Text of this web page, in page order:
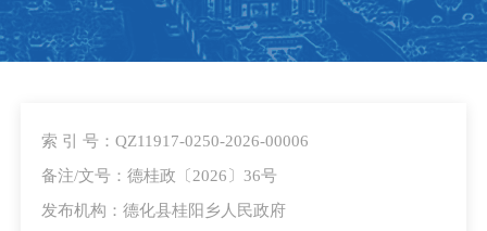
索 引 号：QZ11917-0250-2026-00006
备注/文号：德桂政〔2026〕36号
发布机构：德化县桂阳乡人民政府